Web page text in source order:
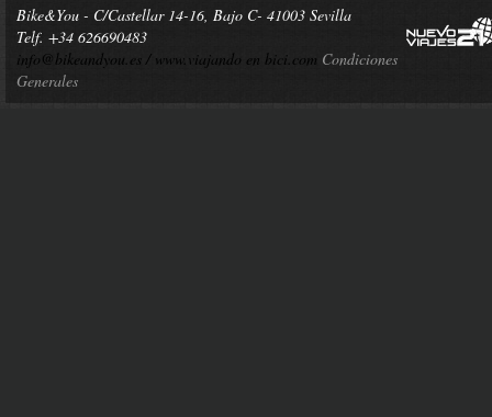
Bike&You - C/Castellar 14-16, Bajo C- 41003 Sevilla
Telf. +34 626690483
info@bikeandyou.es / www.viajando en bici.com Condiciones
Generales